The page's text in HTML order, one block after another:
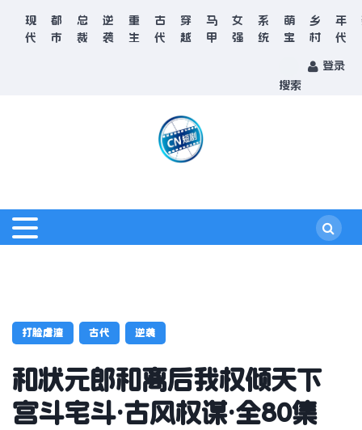
现
代
都
市
总
裁
逆
袭
重
生
古
代
穿
越
马
甲
女
强
系
统
萌
宝
乡
村
年
代
搜索
登录
打脸虐渣 古代 逆袭
和状元郎和离后我权倾天下
宫斗宅斗·古风权谋·全80集